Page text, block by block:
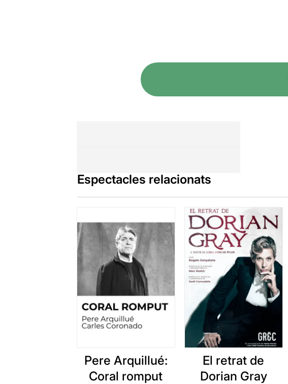
Espectacles relacionats
Pere Arquillué:
Coral romput
El retrat de
Dorian Gray